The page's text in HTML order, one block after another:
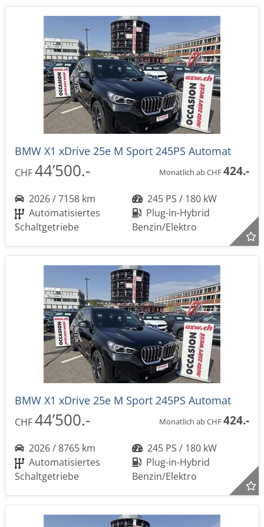
BMW X1 xDrive 25e M Sport 245PS Automat
CHF44’500.- Monatlich ab CHF424.-
2026 / 7158 km
245 PS / 180 kW
Automatisiertes
Schaltgetriebe
Plug-in-Hybrid
Benzin/Elektro
BMW X1 xDrive 25e M Sport 245PS Automat
CHF44’500.- Monatlich ab CHF424.-
2026 / 8765 km
245 PS / 180 kW
Automatisiertes
Schaltgetriebe
Plug-in-Hybrid
Benzin/Elektro